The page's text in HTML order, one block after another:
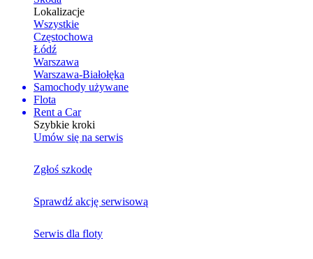
Lokalizacje
Wszystkie
Częstochowa
Łódź
Warszawa
Warszawa-Białołęka
Samochody używane
Flota
Rent a Car
Szybkie kroki
Umów się na serwis
Zgłoś szkodę
Sprawdź akcję serwisową
Serwis dla floty